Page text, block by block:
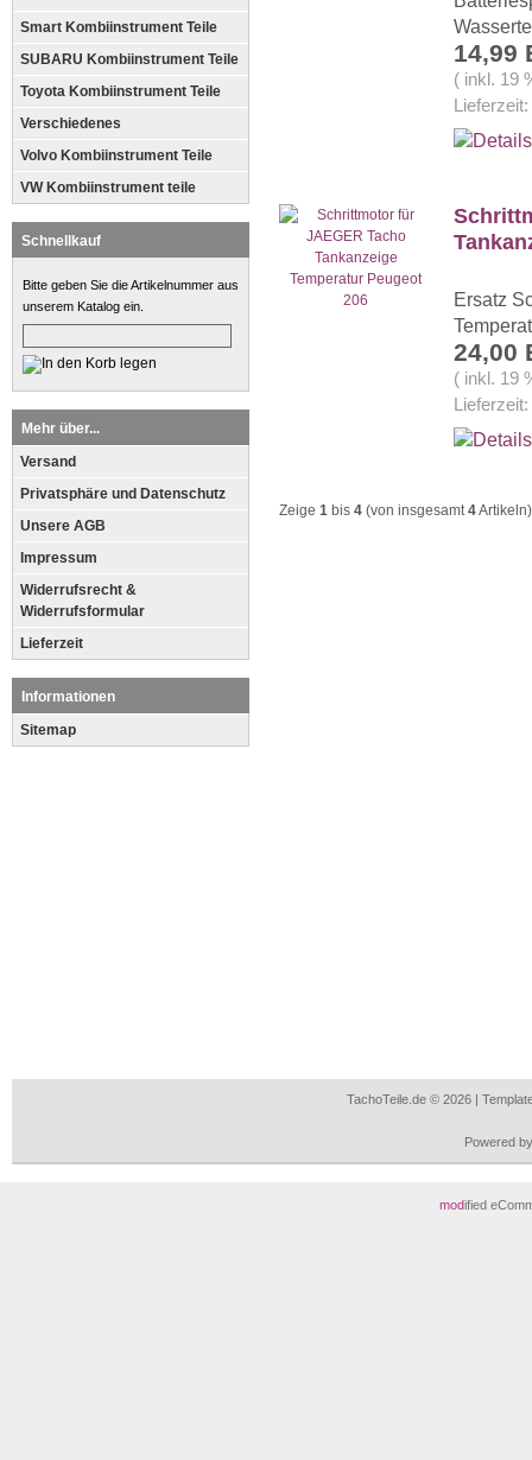
Smart Kombiinstrument Teile
SUBARU Kombiinstrument Teile
Toyota Kombiinstrument Teile
Verschiedenes
Volvo Kombiinstrument Teile
VW Kombiinstrument teile
Schnellkauf
Bitte geben Sie die Artikelnummer aus
unserem Katalog ein.
Mehr über...
Versand
Privatsphäre und Datenschutz
Unsere AGB
Impressum
Widerrufsrecht &
Widerrufsformular
Lieferzeit
Informationen
Sitemap
14,99
( inkl. 19
Lieferzeit:
Ersatz
24,00
( inkl. 19
Lieferzeit:
Zeige 1 bis 4 (von insgesamt4Artikeln)
TachoTeile.de © 2026 |
Powered
modified